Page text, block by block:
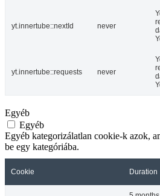
yt.innertube::nextId never
yt.innertube::requests never
Egyéb
Egyéb
Egyéb kategorizálatlan cookie-k azok,
be egy kategóriába.
Cookie Duration